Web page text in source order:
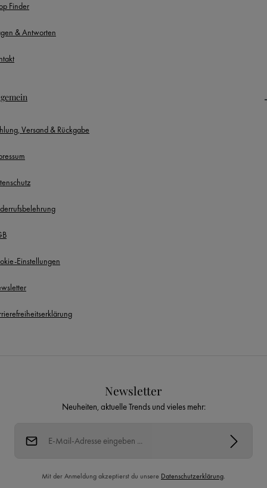
Finder
& Antworten
Versand & Rückgabe
Einstellungen
Newsletter
Neuheiten, aktuelle Trends und vieles mehr:
Mit der Anmeldung akzeptierst du unsere Datenschutzerklärung.